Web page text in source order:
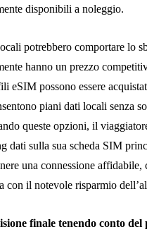
disponibili a noleggio.
potrebbero comportare lo
hanno un prezzo
eSIM possono essere
piani dati locali senza
queste opzioni, il
dati sulla sua scheda SIM
una connessione affidabile,
con il notevole risparmio
finale tenendo conto del